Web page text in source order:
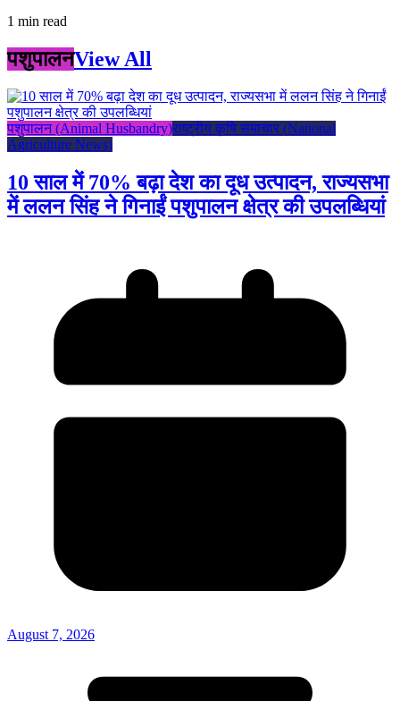
1 min read
पशुपालनView All
पशुपालन (Animal Husbandry)राष्ट्रीय कृषि समाचार (National
Agriculture News)
10 साल में 70% बढ़ा देश का दूध उत्पादन, राज्यसभा
में ललन सिंह ने गिनाईं पशुपालन क्षेत्र की उपलब्धियां
August 7, 2026